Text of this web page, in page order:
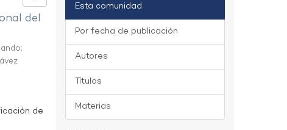
del
;
de
Esta comunidad
Por fecha de publicación
Autores
Títulos
Materias